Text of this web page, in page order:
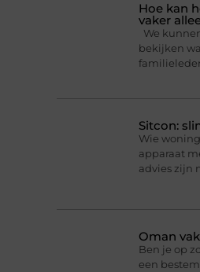
Hoe kan
vaker
We
bekijken
Sitcon:
Wie
apparaat
advies zijn
Oman
Ben je op
een